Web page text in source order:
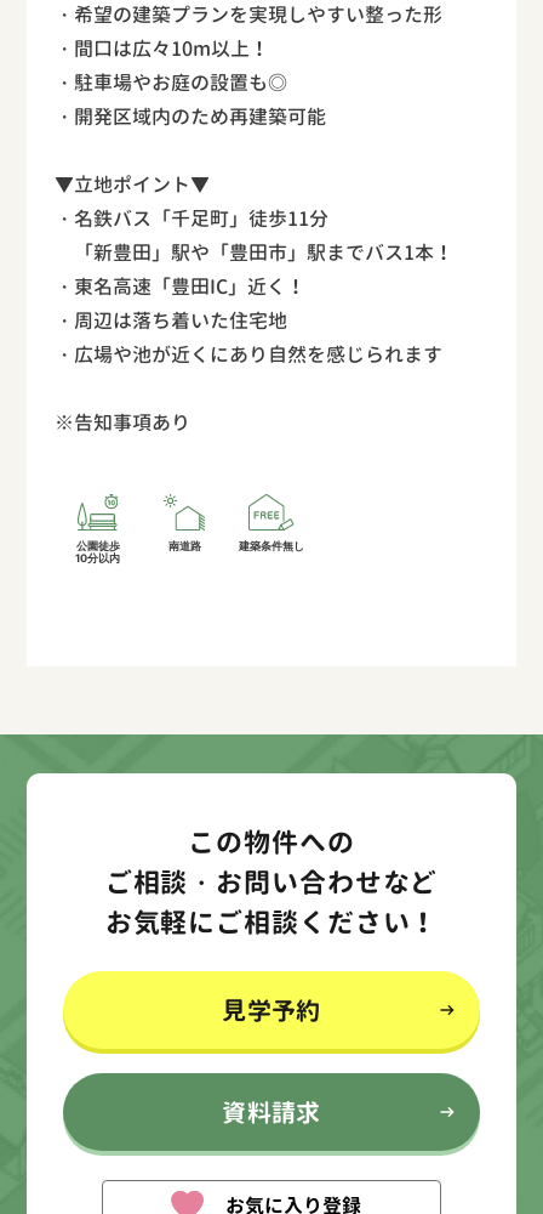
・希望の建築プランを実現しやすい整った形
・間口は広々10m以上！
・駐車場やお庭の設置も◎
・開発区域内のため再建築可能
▼立地ポイント▼
・名鉄バス「千足町」徒歩11分
「新豊田」駅や「豊田市」駅までバス1本！
・東名高速「豊田IC」近く！
・周辺は落ち着いた住宅地
・広場や池が近くにあり自然を感じられます
※告知事項あり
公園徒歩
10分以内
南道路 建築条件無し
この物件への
ご相談・お問い合わせなど
お気軽にご相談ください！
見学予約
資料請求
お気に入り登録